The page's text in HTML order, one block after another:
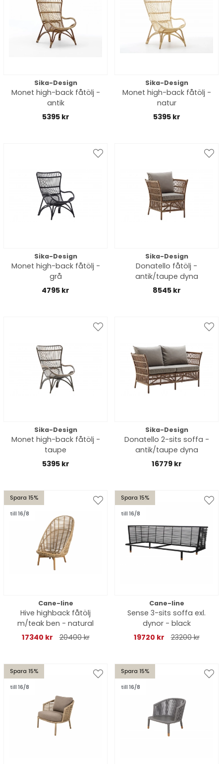
Sika-Design
Monet high-back fåtölj -
antik
5395 kr
Sika-Design
Monet high-back fåtölj -
natur
5395 kr
Sika-Design
Monet high-back fåtölj -
grå
4795 kr
Sika-Design
Donatello fåtölj -
antik/taupe dyna
8545 kr
Sika-Design
Monet high-back fåtölj -
taupe
5395 kr
Sika-Design
Donatello 2-sits soffa -
antik/taupe dyna
16779 kr
Spara 15%
till 16/8
Cane-line
Hive highback fåtölj
m/teak ben - natural
17340 kr
20400 kr
Spara 15%
till 16/8
Cane-line
Sense 3-sits soffa exl.
dynor - black
19720 kr
23200 kr
Spara 15%
till 16/8
Spara 15%
till 16/8